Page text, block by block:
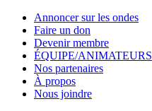
Annoncer sur les ondes
Faire un don
Devenir membre
ÉQUIPE/ANIMATEURS
Nos partenaires
À propos
Nous joindre